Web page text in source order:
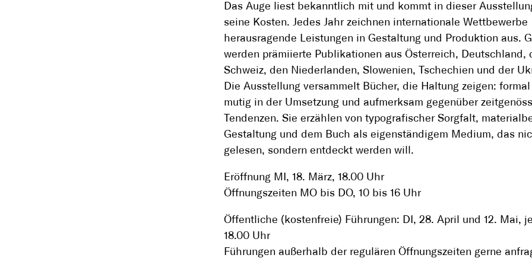
Das Auge liest bekanntlich mit und kommt in dieser
seine Kosten. Jedes Jahr zeichnen internationale Wettbewerbe
herausragende Leistungen in Gestaltung und Produktion aus.
werden prämiierte Publikationen aus Österreich, Deutschland,
Schweiz, den Niederlanden, Slowenien, Tschechien und der
Die Ausstellung versammelt Bücher, die Haltung zeigen:
mutig in der Umsetzung und aufmerksam gegenüber
Tendenzen. Sie erzählen von typografischer Sorgfalt,
Gestaltung und dem Buch als eigenständigem Medium, das
gelesen, sondern entdeckt werden will.
Eröffnung MI, 18. März, 18.00 Uhr
Öffnungszeiten MO bis DO, 10 bis 16 Uhr
Öffentliche (kostenfreie) Führungen: DI, 28. April und 12. Mai,
18.00 Uhr
Führungen außerhalb der regulären Öffnungszeiten gerne